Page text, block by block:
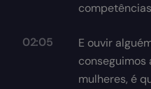
02:05
E ouvir
conseguimos
mulheres, é